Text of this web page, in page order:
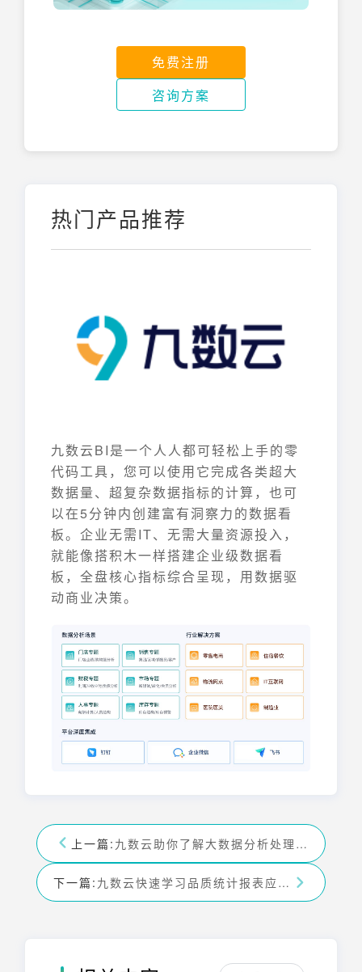
免费注册
咨询方案
热门产品推荐
九数云BI是一个人人都可轻松上手的零
代码工具，您可以使用它完成各类超大
数据量、超复杂数据指标的计算，也可
以在5分钟内创建富有洞察力的数据看
板。企业无需IT、无需大量资源投入，
就能像搭积木一样搭建企业级数据看
板，全盘核心指标综合呈现，用数据驱
动商业决策。
上一篇: 九数云助你了解大数据分析处理流程，提升企业竞争力
下一篇: 九数云快速学习品质统计报表应用于企业管理的优势